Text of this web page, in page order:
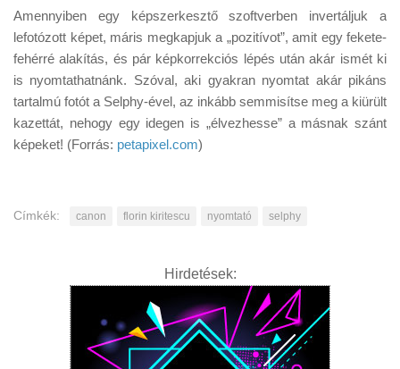
Amennyiben egy képszerkesztő szoftverben invertáljuk a
lefotózott képet, máris megkapjuk a „pozitívot”, amit egy fekete-
fehérré alakítás, és pár képkorrekciós lépés után akár ismét ki
is nyomtathatnánk. Szóval, aki gyakran nyomtat akár pikáns
tartalmú fotót a Selphy-ével, az inkább semmisítse meg a kiürült
kazettát, nehogy egy idegen is „élvezhesse” a másnak szánt
képeket! (Forrás: petapixel.com)
Címkék: canon florin kiritescu nyomtató selphy
Hirdetések: